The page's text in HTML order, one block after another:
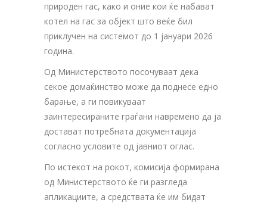
природен гас, како и оние кои ќе набават
котел на гас за објект што веќе бил
приклучен на системот до 1 јануари 2026
година.
Од Министерството посочуваат дека
секое домаќинство може да поднесе едно
барање, а ги повикуваат
заинтересираните граѓани навремено да ја
достават потребната документација
согласно условите од јавниот оглас.
По истекот на рокот, комисија формирана
од Министерството ќе ги разгледа
апликациите, а средствата ќе им бидат